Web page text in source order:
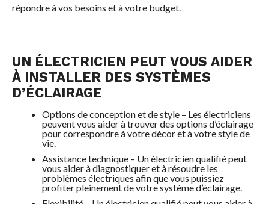
répondre à vos besoins et à votre budget.
UN ÉLECTRICIEN PEUT VOUS AIDER
À INSTALLER DES SYSTÈMES
D’ÉCLAIRAGE
Options de conception et de style – Les électriciens
peuvent vous aider à trouver des options d’éclairage
pour correspondre à votre décor et à votre style de
vie.
Assistance technique – Un électricien qualifié peut
vous aider à diagnostiquer et à résoudre les
problèmes électriques afin que vous puissiez
profiter pleinement de votre système d’éclairage.